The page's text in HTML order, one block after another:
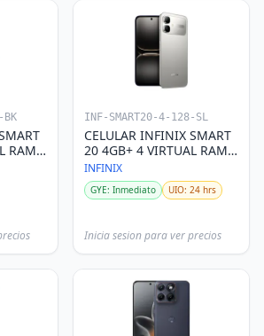
BK
RAM
INF-SMART20-4-128-SL
CELULAR INFINIX SMART
20 4GB+ 4 VIRTUAL RAM
128GB SILVER
INFINIX
GYE: Inmediato UIO: 24 hrs
Inicia sesion para ver precios